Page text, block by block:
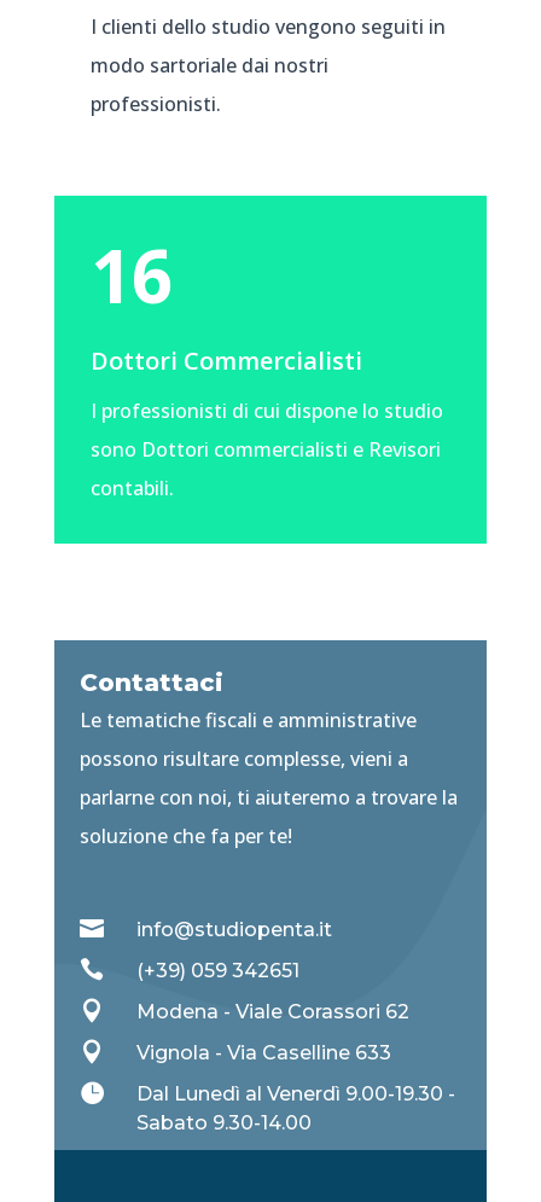
I clienti dello studio vengono seguiti in
modo sartoriale dai nostri
professionisti.
16
Dottori Commercialisti
I professionisti di cui dispone lo studio
sono Dottori commercialisti e Revisori
contabili.
Contattaci
Le tematiche fiscali e amministrative
possono risultare complesse, vieni a
parlarne con noi, ti aiuteremo a trovare la
soluzione che fa per te!
 info@studiopenta.it
 (+39) 059 342651
 Modena - Viale Corassori 62
 Vignola - Via Caselline 633

Dal Lunedì al Venerdì 9.00-19.30 -
Sabato 9.30-14.00